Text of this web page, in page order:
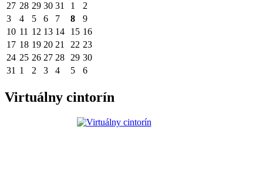
27 28 29 30 31 1
2
3
4 5 6 7 8
9
10 11 12 13 14 15 16
17 18 19 20 21 22 23
24 25 26 27 28 29 30
31 1 2 3 4 5 6
Virtuálny cintorín